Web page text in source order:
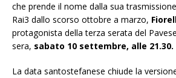
che prende il nome dalla sua
Rai3 dallo scorso ottobre a marzo,
protagonista della terza serata del
sera, sabato 10 settembre, alle 21.30.
La data santostefanese chiude la